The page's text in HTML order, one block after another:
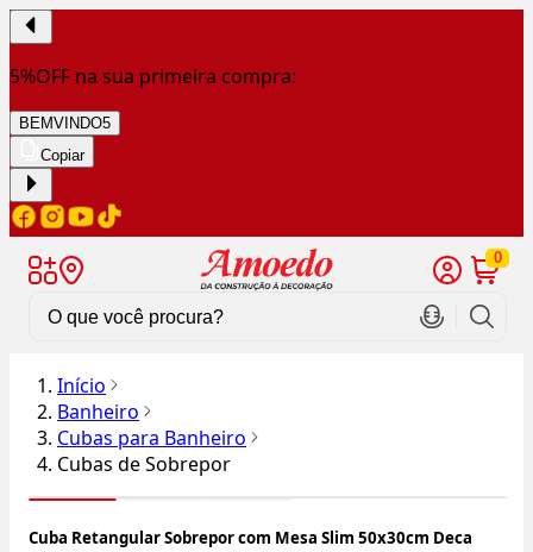
5%OFF na sua primeira compra:
BEMVINDO5
Copiar
0
Início
Banheiro
Cubas para Banheiro
Cubas de Sobrepor
Cuba Retangular Sobrepor com Mesa Slim 50x30cm Deca